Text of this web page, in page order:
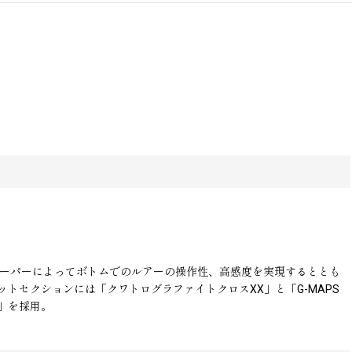
ーによってボトムでのルアーの操作性、高感度を実現するととも
セクションには「クワトログラファイトクロスXX」と「G-MAPS
採用。